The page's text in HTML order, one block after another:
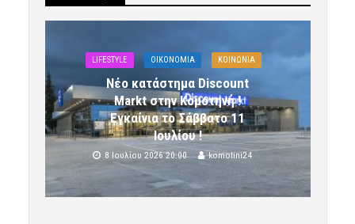
LIFESTYLE OIKONOMIA ΚΟΙΝΩΝΙΑ
Νέο κατάστημα Discount
Markt στην Κομοτηνή !
Εγκαίνια το Σάββατο 11
Ιουλίου !
8 Ιουλίου 2026 20:00 komotini24